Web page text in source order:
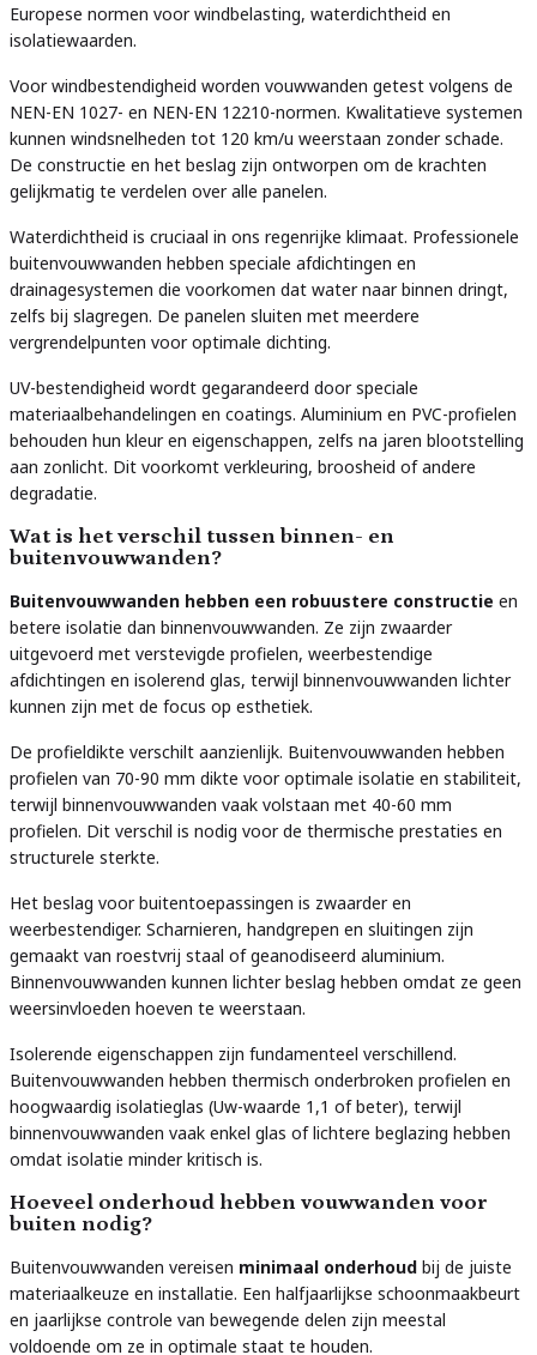
Europese normen voor windbelasting, waterdichtheid en
isolatiewaarden.
Voor windbestendigheid worden vouwwanden getest volgens de
NEN-EN 1027- en NEN-EN 12210-normen. Kwalitatieve systemen
kunnen windsnelheden tot 120 km/u weerstaan zonder schade.
De constructie en het beslag zijn ontworpen om de krachten
gelijkmatig te verdelen over alle panelen.
Waterdichtheid is cruciaal in ons regenrijke klimaat. Professionele
buitenvouwwanden hebben speciale afdichtingen en
drainagesystemen die voorkomen dat water naar binnen dringt,
zelfs bij slagregen. De panelen sluiten met meerdere
vergrendelpunten voor optimale dichting.
UV-bestendigheid wordt gegarandeerd door speciale
materiaalbehandelingen en coatings. Aluminium en PVC-profielen
behouden hun kleur en eigenschappen, zelfs na jaren blootstelling
aan zonlicht. Dit voorkomt verkleuring, broosheid of andere
degradatie.
Wat is het verschil tussen binnen- en
buitenvouwwanden?
Buitenvouwwanden hebben een robuustere constructie en
betere isolatie dan binnenvouwwanden. Ze zijn zwaarder
uitgevoerd met verstevigde profielen, weerbestendige
afdichtingen en isolerend glas, terwijl binnenvouwwanden lichter
kunnen zijn met de focus op esthetiek.
De profieldikte verschilt aanzienlijk. Buitenvouwwanden hebben
profielen van 70-90 mm dikte voor optimale isolatie en stabiliteit,
terwijl binnenvouwwanden vaak volstaan met 40-60 mm
profielen. Dit verschil is nodig voor de thermische prestaties en
structurele sterkte.
Het beslag voor buitentoepassingen is zwaarder en
weerbestendiger. Scharnieren, handgrepen en sluitingen zijn
gemaakt van roestvrij staal of geanodiseerd aluminium.
Binnenvouwwanden kunnen lichter beslag hebben omdat ze geen
weersinvloeden hoeven te weerstaan.
Isolerende eigenschappen zijn fundamenteel verschillend.
Buitenvouwwanden hebben thermisch onderbroken profielen en
hoogwaardig isolatieglas (Uw-waarde 1,1 of beter), terwijl
binnenvouwwanden vaak enkel glas of lichtere beglazing hebben
omdat isolatie minder kritisch is.
Hoeveel onderhoud hebben vouwwanden voor
buiten nodig?
Buitenvouwwanden vereisen minimaal onderhoud bij de juiste
materiaalkeuze en installatie. Een halfjaarlijkse schoonmaakbeurt
en jaarlijkse controle van bewegende delen zijn meestal
voldoende om ze in optimale staat te houden.